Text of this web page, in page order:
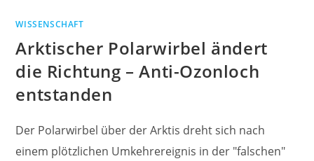
WISSENSCHAFT
Arktischer Polarwirbel ändert
die Richtung – Anti-Ozonloch
entstanden
Der Polarwirbel über der Arktis dreht sich nach
einem plötzlichen Umkehrereignis in der "falschen"